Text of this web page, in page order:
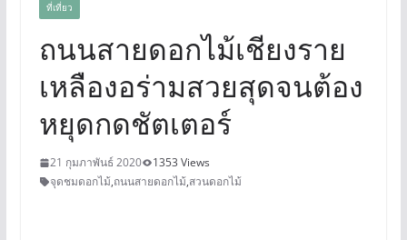
ที่เที่ยว
ถนนสายดอกไม้เชียงราย
เหลืองอร่ามสวยสุดจนต้อง
หยุดกดชัตเตอร์
21 กุมภาพันธ์ 2020
1353 Views
จุดชมดอกไม้,ถนนสายดอกไม้,สวนดอกไม้